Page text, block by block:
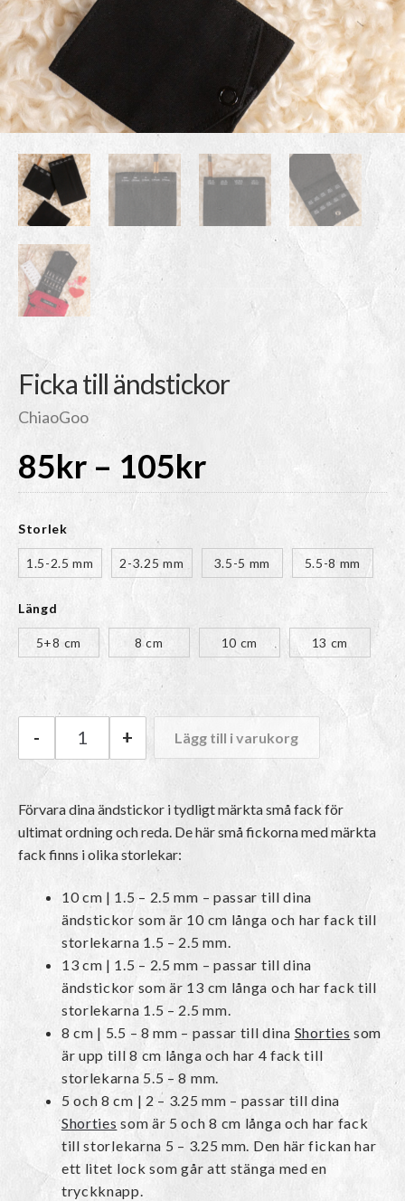
Ficka till ändstickor
ChiaoGoo
85kr – 105krPrisintervall:
till
105kr
Storlek
1.5-2.5 mm 2-3.25 mm 3.5-5 mm 5.5-8 mm
Längd
5+8 cm 8 cm 10 cm 13 cm
ChiaoGoo Ficka till ändstickor mängd
- + Lägg till i varukorg
Förvara dina ändstickor i tydligt märkta små fack för
ultimat ordning och reda. De här små fickorna med märkta
fack finns i olika storlekar:
10 cm | 1.5 – 2.5 mm – passar till dina
ändstickor som är 10 cm långa och har fack till
storlekarna 1.5 – 2.5 mm.
13 cm | 1.5 – 2.5 mm – passar till dina
ändstickor som är 13 cm långa och har fack till
storlekarna 1.5 – 2.5 mm.
8 cm | 5.5 – 8 mm – passar till dina Shorties som
är upp till 8 cm långa och har 4 fack till
storlekarna 5.5 – 8 mm.
5 och 8 cm | 2 – 3.25 mm – passar till dina
Shorties som är 5 och 8 cm långa och har fack
till storlekarna 5 – 3.25 mm. Den här fickan har
ett litet lock som går att stänga med en
tryckknapp.